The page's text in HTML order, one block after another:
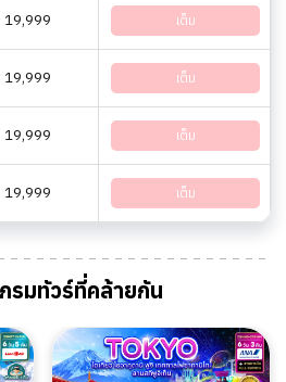
19,999 เต็ม
19,999 เต็ม
19,999 เต็ม
19,999 เต็ม
รมทัวร์ที่คล้ายกัน